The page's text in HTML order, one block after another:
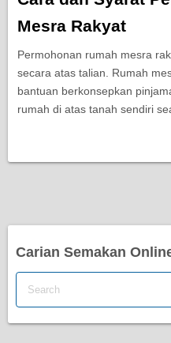
Mesra Rakyat
Permohonan rumah mesra
secara atas talian. Rumah
bantuan berkonsepkan
rumah di atas tanah sendiri
Carian Semakan